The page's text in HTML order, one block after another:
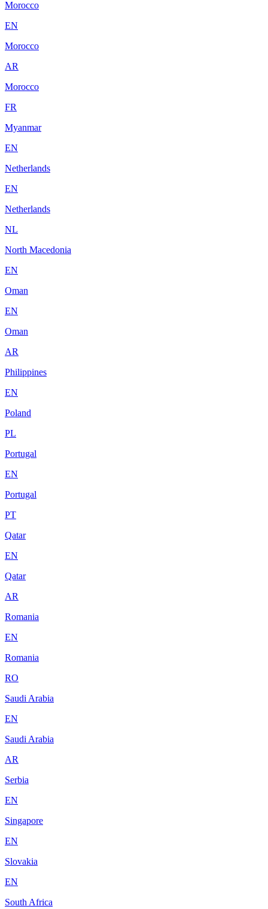
Morocco
EN
Morocco
AR
Morocco
FR
Myanmar
EN
Netherlands
EN
Netherlands
NL
North Macedonia
EN
Oman
EN
Oman
AR
Philippines
EN
Poland
PL
Portugal
EN
Portugal
PT
Qatar
EN
Qatar
AR
Romania
EN
Romania
RO
Saudi Arabia
EN
Saudi Arabia
AR
Serbia
EN
Singapore
EN
Slovakia
EN
South Africa